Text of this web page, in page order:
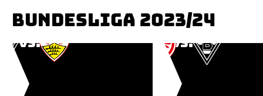
BUNDESLIGA 2023/24